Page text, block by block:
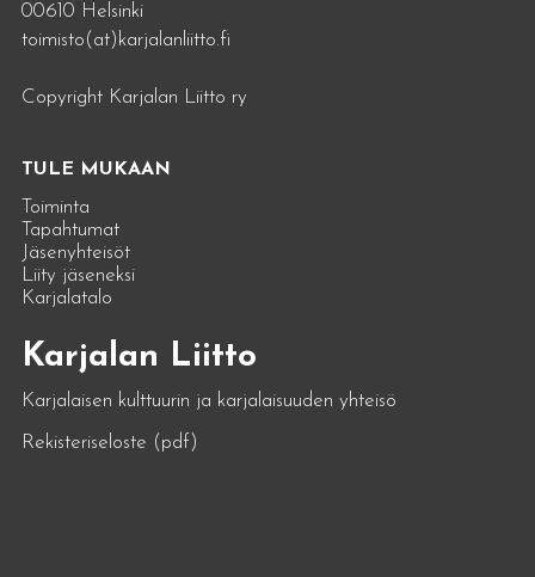
00610 Helsinki
toimisto(at)karjalanliitto.fi
Copyright Karjalan Liitto ry
TULE MUKAAN
Toiminta
Tapahtumat
Jäsenyhteisöt
Liity jäseneksi
Karjalatalo
Karjalan Liitto
Karjalaisen kulttuurin ja karjalaisuuden yhteisö
Rekisteriseloste (pdf)